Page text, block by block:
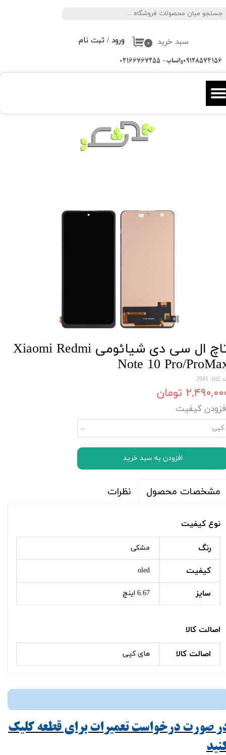
ورود / ثبت نام
تغییر گذر واژه
سفارشات
خروج از حساب کاربری
۰ سبد خرید
تاچ ال سی دی شیائومی Xiaomi Redmi
Note 10 Pro/
کالا: 2941
تومان
کیفیت
کپی
افزودن به سبد خرید
مشخصات محصول نظرات
نوع کیفیت
رنگ مشکی
کیفیت oled
سایز 6.67 اینچ
اصالت کالا
اصالت کالا های کپی
صورت درخواست تعمیرات برای قطعه کلیک